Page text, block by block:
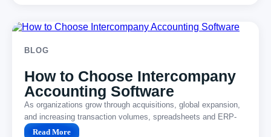
BLOG
How to Choose Intercompany
Accounting Software
As organizations grow through acquisitions, global expansion,
and increasing transaction volumes, spreadsheets and ERP-
native functionality often become difficult...
Read More